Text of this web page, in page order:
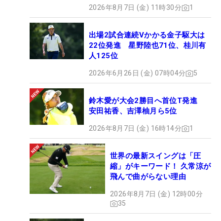
2026年8月7日 (金) 11時30分 1
出場2試合連続Vかかる金子駆大は
22位発進 星野陸也71位、桂川有
人125位
2026年6月26日 (金) 07時04分 5
鈴木愛が大会2勝目へ首位T発進
安田祐香、吉澤柚月ら5位
2026年8月7日 (金) 16時14分 1
世界の最新スイングは「圧
縮」がキーワード！ 久常涼が
飛んで曲がらない理由
2026年8月7日 (金) 12時00分
35